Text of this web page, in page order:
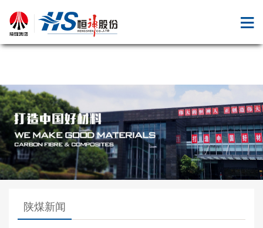
九体育注册
陕煤新闻